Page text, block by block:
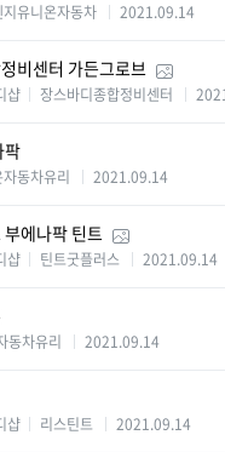
지유니온자동차 2021.09.14
비센터 가든그로브
샵 장스바디종합정비센터
팍
동차유리 2021.09.14
에나팍 틴트
샵 틴트굿플러스 2021.09.14
동차유리 2021.09.14
샵 리스틴트 2021.09.14